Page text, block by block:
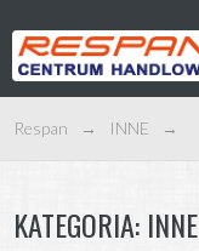
Respan → INNE →
KATEGORIA: INNE